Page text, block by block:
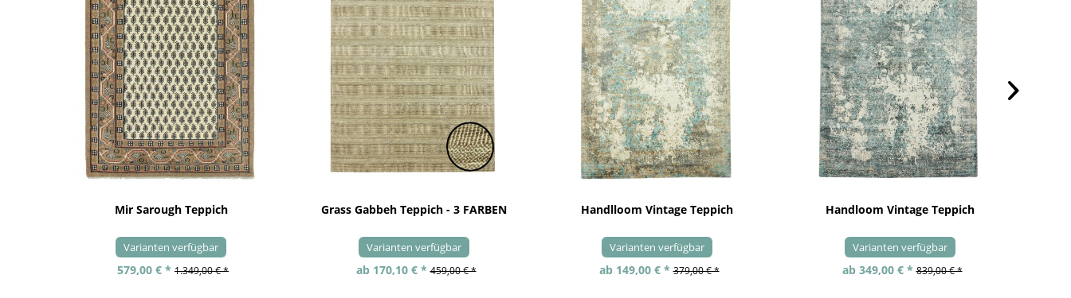
Mir Sarough Teppich
Varianten verfügbar
579,00 € * 1.349,00 € *
Grass Gabbeh Teppich - 3 FARBEN
Varianten verfügbar
ab 170,10 € * 459,00 € *
Handlloom Vintage Teppich
Varianten verfügbar
ab 149,00 € * 379,00 € *
Handloom Vintage Teppich
Varianten verfügbar
ab 349,00 € * 839,00 € *